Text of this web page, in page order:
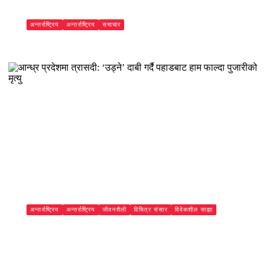
अन्तर्राष्ट्रिय अन्तर्राष्ट्रिय समाचार
Subash Mandal
अन्तर्राष्ट्रिय अन्तर्राष्ट्रिय जीवनशैली विचित्र संसार विवेकशील साझा